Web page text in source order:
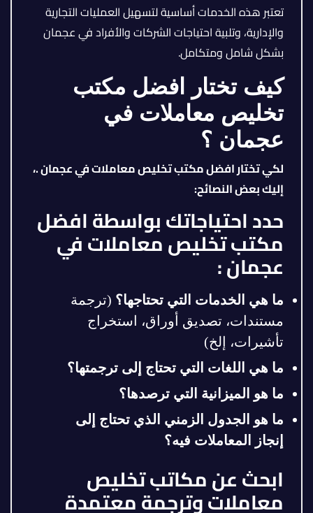
تعتبر هذه الخدمات أساسية لتسهيل العمليات التجارية
والإدارية، وتلبية احتياجات الشركات والأفراد في عجمان
بشكل شامل ومتكامل.
كيف تختار افضل مكتب
تخليص معاملات في
عجمان ؟
لكي تختار افضل مكتب تخليص معاملات في عجمان .،
إليك بعض النصائح:
حدد احتياجاتك بواسطة افضل
مكتب تخليص معاملات في
عجمان :
ما هي الخدمات التي تحتاجها؟ (ترجمة
مستندات، تصديق أوراق، استخراج
تأشيرات، إلخ)
ما هي اللغات التي تحتاج إلى ترجمتها؟
ما هو الميزانية التي ترصدها؟
ما هو الجدول الزمني الذي تحتاج إلى
إنجاز المعاملات فيه؟
ابحث عن مكاتب تخليص
معاملات وترجمة معتمدة